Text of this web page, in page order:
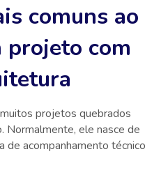
comuns ao
projeto com
projetos quebrados
Normalmente, ele nasce de
de acompanhamento técnico